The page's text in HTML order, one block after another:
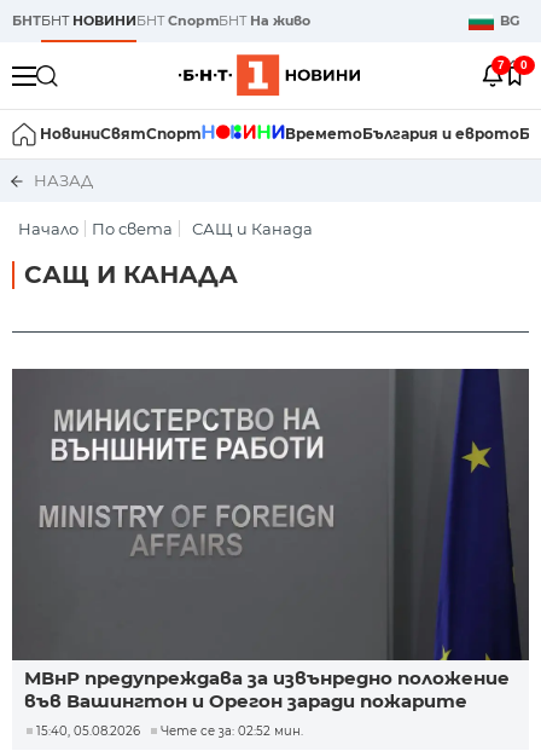
БНТБНТ НОВИНИБНТСпортБНТ На живо BG
7 0
НовиниСвятСпорт ВреметоБългария и еврото
НАЗАД
Начало По света САЩ и Канада
САЩ И КАНАДА
МВнР предупреждава за извънредно положение
във Вашингтон и Орегон заради пожарите
15:40, 05.08.2026 Чете се за: 02:52 мин.